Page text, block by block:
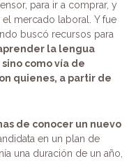
para ir a comprar, y
mercado laboral. Y fue
buscó recursos para
la lengua
como vía de
quienes, a partir de
de conocer un nuevo
en un plan de
una duración de un año,